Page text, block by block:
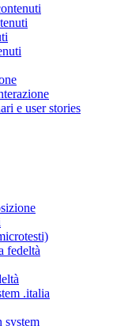
e user stories
fedeltà
.italia
system